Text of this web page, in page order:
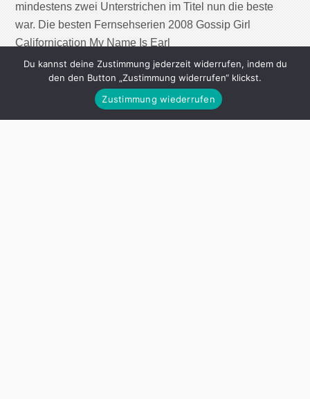
mindestens zwei Unterstrichen im Titel nun die beste
war. Die besten Fernsehserien 2008 Gossip Girl
Californication My Name Is Earl
Continue Reading
Du kannst deine Zustimmung jederzeit widerrufen, indem du
den den Button „Zustimmung widerrufen“ klickst.
Zustimmung wiederrufen